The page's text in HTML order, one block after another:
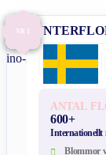
NR 1
ANTAL
600+
Blommor